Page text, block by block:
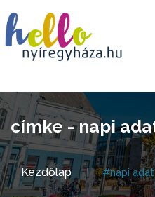
címke - napi
Kezdőlap #napi adat